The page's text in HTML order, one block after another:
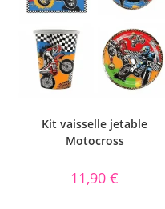
Kit vaisselle jetable
Motocross
11,90€